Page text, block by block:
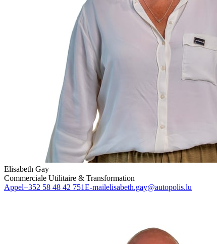
Elisabeth Gay
Commerciale Utilitaire & Transformation
Appel+352 58 48 42 751E-mailelisabeth.gay@autopolis.lu